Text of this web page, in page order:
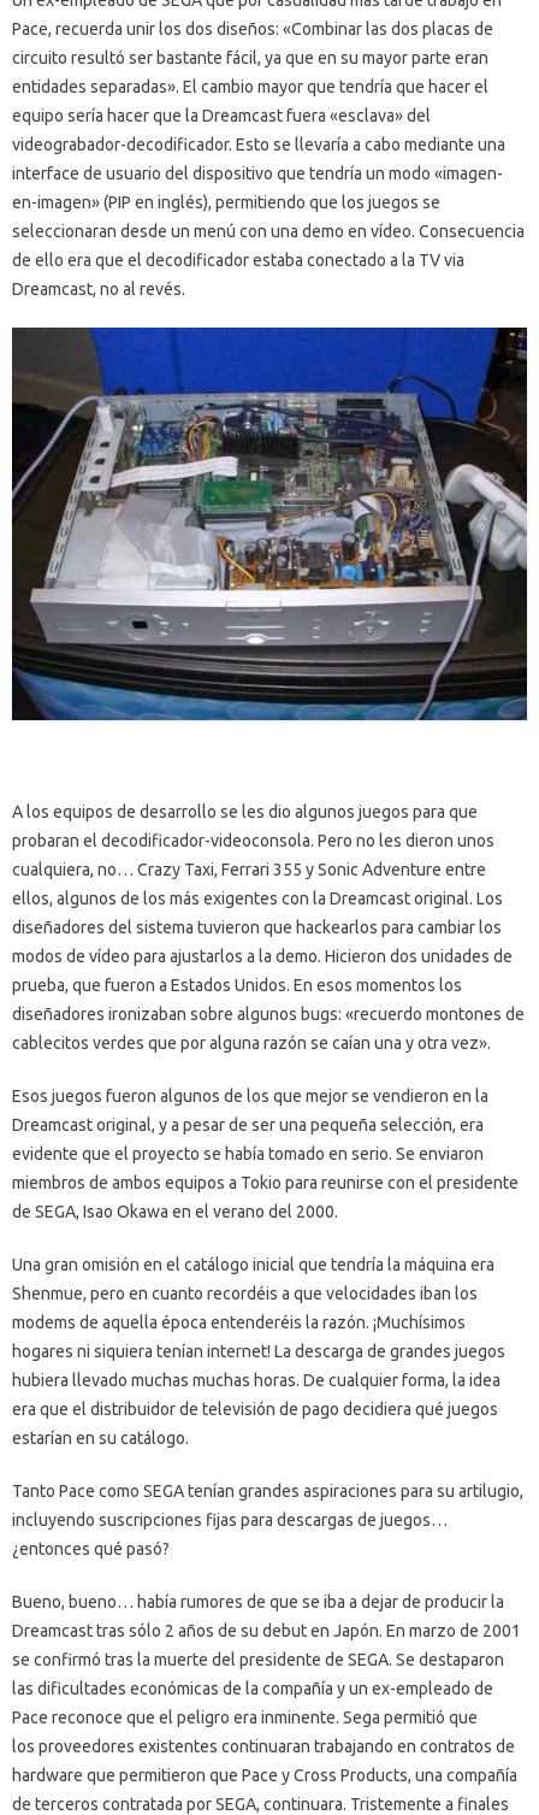
Pace, recuerda unir los dos diseños: «Combinar las dos placas de
circuito resultó ser bastante fácil, ya que en su mayor parte eran
entidades separadas». El cambio mayor que tendría que hacer el
equipo sería hacer que la Dreamcast fuera «esclava» del
videograbador-decodificador. Esto se llevaría a cabo mediante una
interface de usuario del dispositivo que tendría un modo «imagen-
en-imagen» (PIP en inglés), permitiendo que los juegos se
seleccionaran desde un menú con una demo en vídeo. Consecuencia
de ello era que el decodificador estaba conectado a la TV via
Dreamcast, no al revés.
A los equipos de desarrollo se les dio algunos juegos para que
probaran el decodificador-videoconsola. Pero no les dieron unos
cualquiera, no… Crazy Taxi, Ferrari 355 y Sonic Adventure entre
ellos, algunos de los más exigentes con la Dreamcast original. Los
diseñadores del sistema tuvieron que hackearlos para cambiar los
modos de vídeo para ajustarlos a la demo. Hicieron dos unidades de
prueba, que fueron a Estados Unidos. En esos momentos los
diseñadores ironizaban sobre algunos bugs: «recuerdo montones de
cablecitos verdes que por alguna razón se caían una y otra vez».
Esos juegos fueron algunos de los que mejor se vendieron en la
Dreamcast original, y a pesar de ser una pequeña selección, era
evidente que el proyecto se había tomado en serio. Se enviaron
miembros de ambos equipos a Tokio para reunirse con el presidente
de SEGA, Isao Okawa en el verano del 2000.
Una gran omisión en el catálogo inicial que tendría la máquina era
Shenmue, pero en cuanto recordéis a que velocidades iban los
modems de aquella época entenderéis la razón. ¡Muchísimos
hogares ni siquiera tenían internet! La descarga de grandes juegos
hubiera llevado muchas muchas horas. De cualquier forma, la idea
era que el distribuidor de televisión de pago decidiera qué juegos
estarían en su catálogo.
Tanto Pace como SEGA tenían grandes aspiraciones para su artilugio,
incluyendo suscripciones fijas para descargas de juegos…
¿entonces qué pasó?
Bueno, bueno… había rumores de que se iba a dejar de producir la
Dreamcast tras sólo 2 años de su debut en Japón. En marzo de 2001
se confirmó tras la muerte del presidente de SEGA. Se destaparon
las dificultades económicas de la compañía y un ex-empleado de
Pace reconoce que el peligro era inminente. Sega permitió que
los proveedores existentes continuaran trabajando en contratos de
hardware que permitieron que Pace y Cross Products, una compañía
de terceros contratada por SEGA, continuara. Tristemente a finales